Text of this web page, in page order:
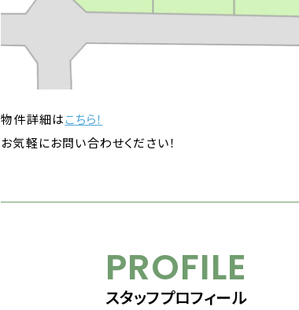
物件詳細はこちら！
お気軽にお問い合わせください！
PROFILE
スタッフプロフィール